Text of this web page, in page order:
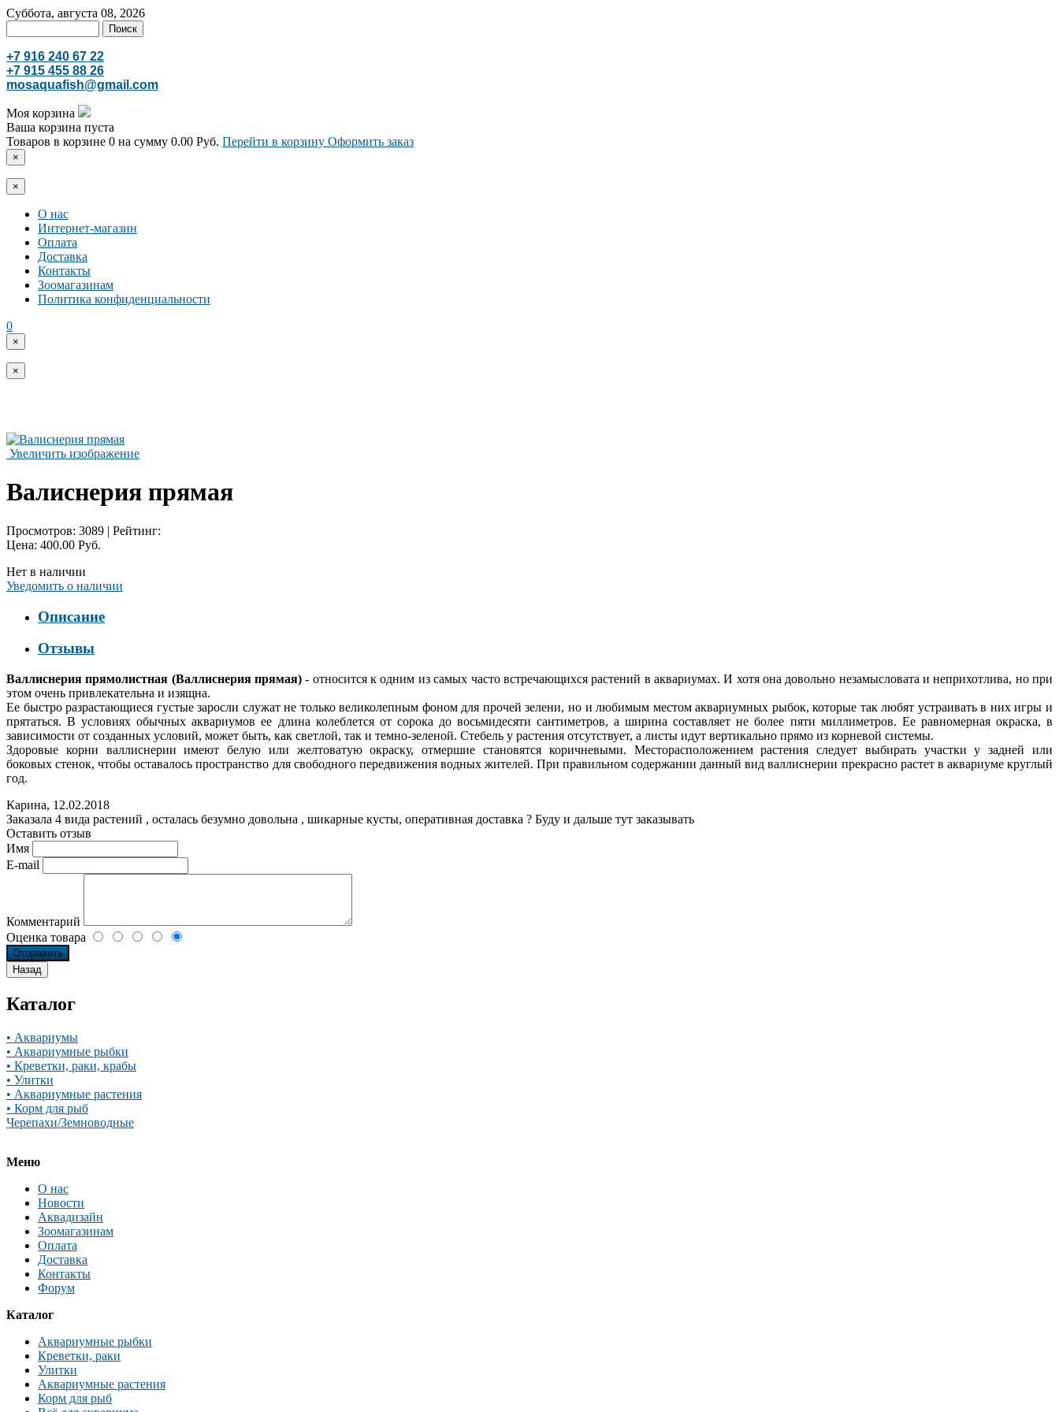
Суббота, августа 08, 2026
+7 916 240 67 22
+7 915 455 88 26
mosaquafish@gmail.com
Моя корзина
Ваша корзина пуста
Товаров в корзине 0 на сумму 0.00 Руб. Перейти в корзину Оформить заказ
×
×
О нас
Интернет-магазин
Оплата
Доставка
Контакты
Зоомагазинам
Политика конфиденциальности
0
×
×
Увеличить изображение
Валиснерия прямая
Просмотров: 3089 | Рейтинг:
Цена: 400.00 Руб.
Нет в наличии
Уведомить о наличии
Описание
Отзывы
Валлиснерия прямолистная (Валлиснерия прямая) - относится к одним из самых часто встречающихся растений в аквариумах. И хотя она довольно незамысловата и неприхотлива, но при
этом очень привлекательна и изящна.
Ее быстро разрастающиеся густые заросли служат не только великолепным фоном для прочей зелени, но и любимым местом аквариумных рыбок, которые так любят устраивать в них игры и
прятаться. В условиях обычных аквариумов ее длина колеблется от сорока до восьмидесяти сантиметров, а ширина составляет не более пяти миллиметров. Ее равномерная окраска, в
зависимости от созданных условий, может быть, как светлой, так и темно-зеленой. Стебель у растения отсутствует, а листы идут вертикально прямо из корневой системы.
Здоровые корни валлиснерии имеют белую или желтоватую окраску, отмершие становятся коричневыми. Месторасположением растения следует выбирать участки у задней или
боковых стенок, чтобы оставалось пространство для свободного передвижения водных жителей. При правильном содержании данный вид валлиснерии прекрасно растет в аквариуме круглый
год.
Карина, 12.02.2018
Заказала 4 вида растений , осталась безумно довольна , шикарные кусты, оперативная доставка ? Буду и дальше тут заказывать
Оставить отзыв
Имя
E-mail
Комментарий
Оценка товара
Каталог
• Аквариумы
• Аквариумные рыбки
• Креветки, раки, крабы
• Улитки
• Аквариумные растения
• Корм для рыб
Черепахи/Земноводные
Меню
О нас
Новости
Аквадизайн
Зоомагазинам
Оплата
Доставка
Контакты
Форум
Каталог
Аквариумные рыбки
Креветки, раки
Улитки
Аквариумные растения
Корм для рыб